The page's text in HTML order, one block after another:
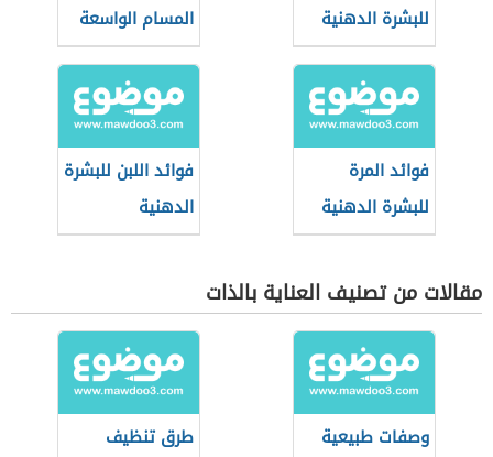
للبشرة الدهنية
المسام الواسعة
للبشرة الدهنية
فوائد المرة
للبشرة الدهنية
فوائد اللبن للبشرة
الدهنية
مقالات من تصنيف العناية بالذات
وصفات طبيعية
طرق تنظيف